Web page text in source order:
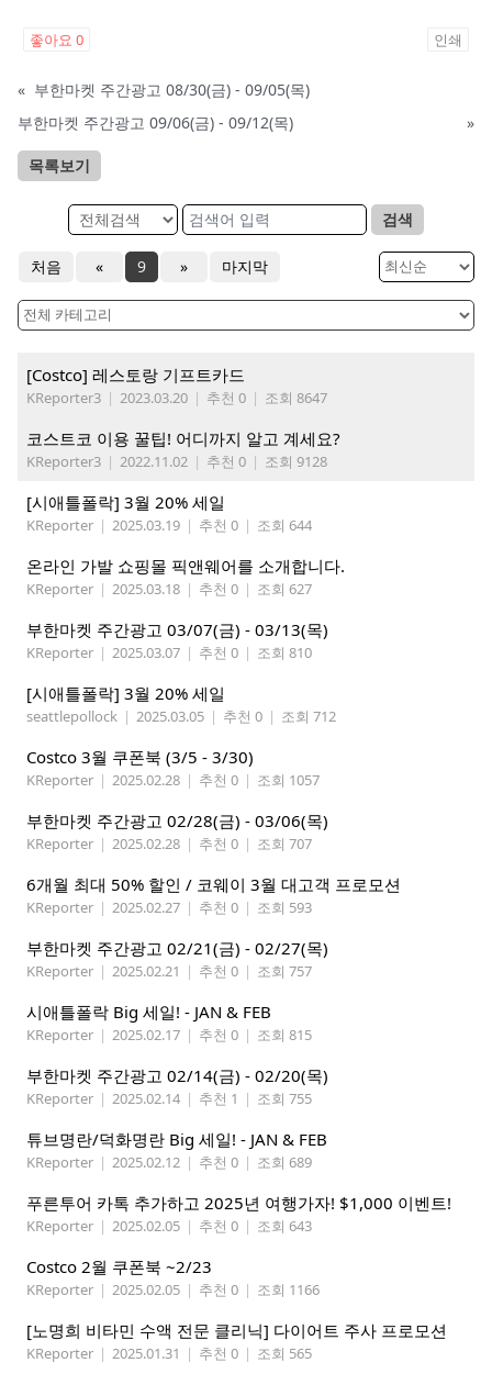
좋아요 0 인쇄
« 부한마켓 주간광고 08/30(금) - 09/05(목)
부한마켓 주간광고 09/06(금) - 09/12(목)
»
목록보기
검색
처음 « 9 » 마지막
[Costco] 레스토랑 기프트카드
KReporter3 | 2023.03.20 | 추천 0 | 조회 8647
코스트코 이용 꿀팁! 어디까지 알고 계세요?
KReporter3 | 2022.11.02 | 추천 0 | 조회 9128
[시애틀폴락] 3월 20% 세일
KReporter | 2025.03.19 | 추천 0 | 조회 644
온라인 가발 쇼핑몰 픽앤웨어를 소개합니다.
KReporter | 2025.03.18 | 추천 0 | 조회 627
부한마켓 주간광고 03/07(금) - 03/13(목)
KReporter | 2025.03.07 | 추천 0 | 조회 810
[시애틀폴락] 3월 20% 세일
seattlepollock | 2025.03.05 | 추천 0 | 조회 712
Costco 3월 쿠폰북 (3/5 - 3/30)
KReporter | 2025.02.28 | 추천 0 | 조회 1057
부한마켓 주간광고 02/28(금) - 03/06(목)
KReporter | 2025.02.28 | 추천 0 | 조회 707
6개월 최대 50% 할인 / 코웨이 3월 대고객 프로모션
KReporter | 2025.02.27 | 추천 0 | 조회 593
부한마켓 주간광고 02/21(금) - 02/27(목)
KReporter | 2025.02.21 | 추천 0 | 조회 757
시애틀폴락 Big 세일! - JAN & FEB
KReporter | 2025.02.17 | 추천 0 | 조회 815
부한마켓 주간광고 02/14(금) - 02/20(목)
KReporter | 2025.02.14 | 추천 1 | 조회 755
튜브명란/덕화명란 Big 세일! - JAN & FEB
KReporter | 2025.02.12 | 추천 0 | 조회 689
푸른투어 카톡 추가하고 2025년 여행가자! $1,000 이벤트!
KReporter | 2025.02.05 | 추천 0 | 조회 643
Costco 2월 쿠폰북 ~2/23
KReporter | 2025.02.05 | 추천 0 | 조회 1166
[노명희 비타민 수액 전문 클리닉] 다이어트 주사 프로모션
KReporter | 2025.01.31 | 추천 0 | 조회 565